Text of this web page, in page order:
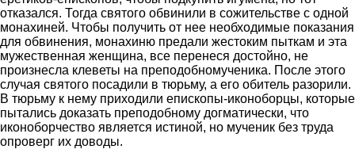
отказался. Тогда святого обвинили в сожительстве с одной
монахиней. Чтобы получить от нее необходимые показания
для обвинения, монахиню предали жестоким пыткам и эта
мужественная женщина, все перенеся достойно, не
произнесла клеветы на преподобномученика. После этого
случая святого посадили в тюрьму, а его обитель разорили.
В тюрьму к нему приходили епископы-иконоборцы, которые
пытались доказать преподобному догматически, что
иконоборчество является истиной, но мученик без труда
опроверг их доводы.